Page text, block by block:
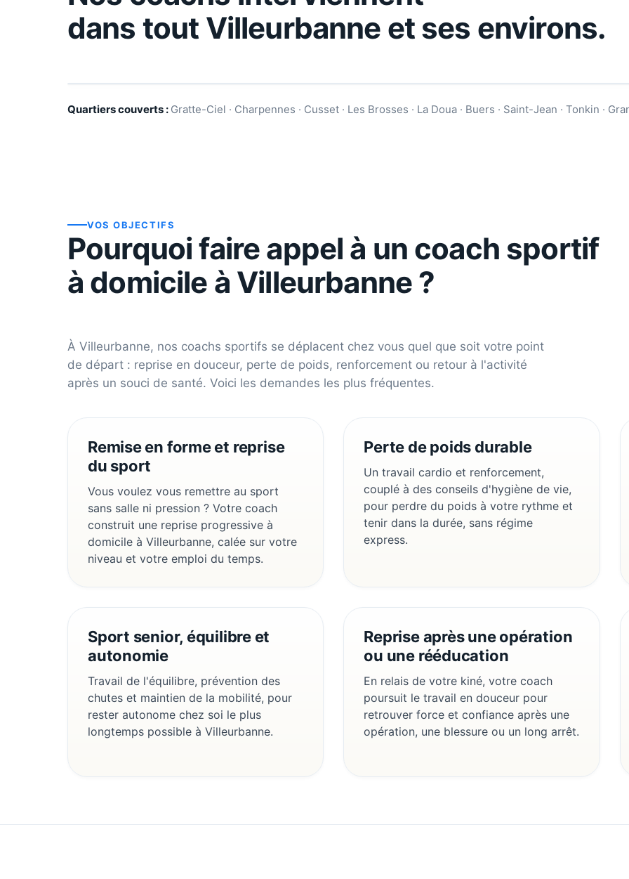
dans tout Villeurbanne et ses environs.
Quartiers couverts : Gratte-Ciel · Charpennes · Cusset · Les Brosses · La Doua · Buers · Saint-Jean · Tonkin ·
VOS OBJECTIFS
Pourquoi faire appel à un coach sportif
à domicile à Villeurbanne?
À Villeurbanne, nos coachs sportifs se déplacent chez vous quel que soit votre point
de départ : reprise en douceur, perte de poids, renforcement ou retour à l'activité
après un souci de santé. Voici les demandes les plus fréquentes.
Remise en forme et reprise
du sport
Vous voulez vous remettre au sport
sans salle ni pression ? Votre coach
construit une reprise progressive à
domicile à Villeurbanne, calée sur votre
niveau et votre emploi du temps.
Perte de poids durable
Un travail cardio et renforcement,
couplé à des conseils d'hygiène de vie,
pour perdre du poids à votre rythme et
tenir dans la durée, sans régime
express.
Sport senior, équilibre et
autonomie
Travail de l'équilibre, prévention des
chutes et maintien de la mobilité, pour
rester autonome chez soi le plus
longtemps possible à Villeurbanne.
Reprise après une opération
ou une rééducation
En relais de votre kiné, votre coach
poursuit le travail en douceur pour
retrouver force et confiance après une
opération, une blessure ou un long arrêt.